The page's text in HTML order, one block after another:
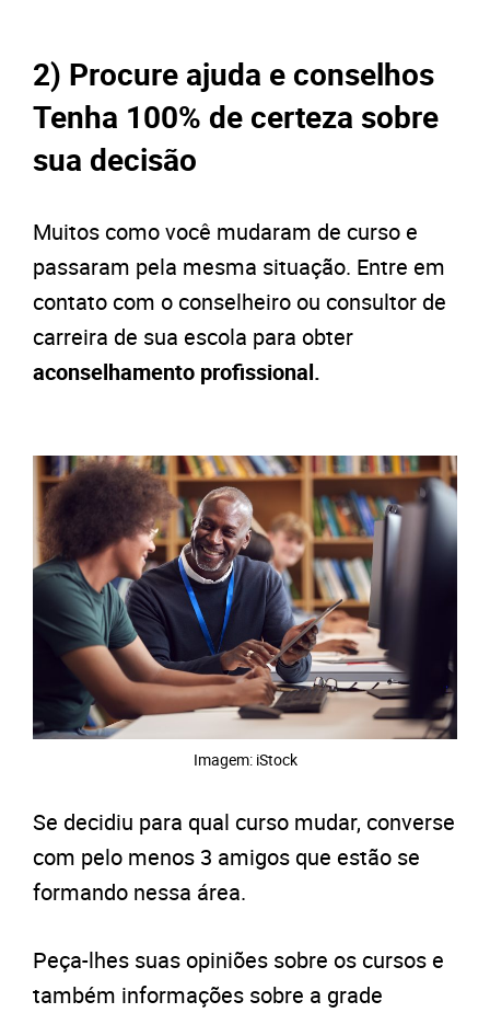
2) Procure ajuda e conselhos
Tenha 100% de certeza sobre
sua decisão
Muitos como você mudaram de curso e
passaram pela mesma situação. Entre em
contato com o conselheiro ou consultor de
carreira de sua escola para obter
aconselhamento profissional.
Imagem: iStock
Se decidiu para qual curso mudar, converse
com pelo menos 3 amigos que estão se
formando nessa área.
Peça-lhes suas opiniões sobre os cursos e
também informações sobre a grade